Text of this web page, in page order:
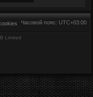
Часовой пояс: UTC+03:00
Limited